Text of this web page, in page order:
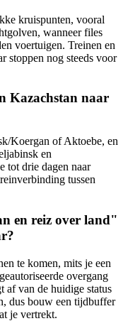
kruispunten, vooral
wanneer files
voertuigen. Treinen en
stoppen nog steeds voor
Kazachstan naar
Koergan of Aktoebe, en
en
tot drie dagen naar
tussen
en reiz over land"
te komen, mits je een
overgang
af van de huidige status
dus bouw een tijdbuffer
je vertrekt.